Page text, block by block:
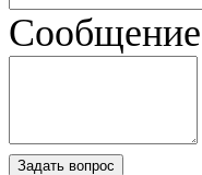
Сообщение
Задать вопрос